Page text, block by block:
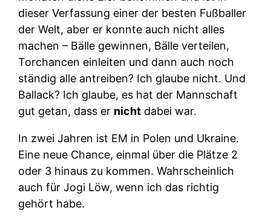
dieser Verfassung einer der besten Fußballer
der Welt, aber er konnte auch nicht alles
machen – Bälle gewinnen, Bälle verteilen,
Torchancen einleiten und dann auch noch
ständig alle antreiben? Ich glaube nicht. Und
Ballack? Ich glaube, es hat der Mannschaft
gut getan, dass er nicht dabei war.
In zwei Jahren ist EM in Polen und Ukraine.
Eine neue Chance, einmal über die Plätze 2
oder 3 hinaus zu kommen. Wahrscheinlich
auch für Jogi Löw, wenn ich das richtig
gehört habe.